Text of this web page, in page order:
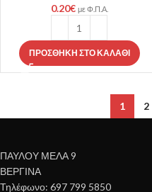
0.20€ με Φ.Π.Α.
ΠΡΟΣΘΉΚΗ ΣΤΟ ΚΑΛΆΘΙ
1 2
ΠΑΥΛΟΥ ΜΕΛΑ 9
ΒΕΡΓΙΝΑ
Τηλέφωνο: 697 799 5850